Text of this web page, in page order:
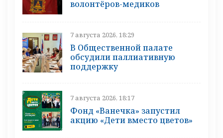
волонтёров-медиков
7 августа 2026, 18:29
В Общественной палате
обсудили паллиативную
поддержку
7 августа 2026, 18:17
Фонд «Ванечка» запустил
акцию «Дети вместо цветов»